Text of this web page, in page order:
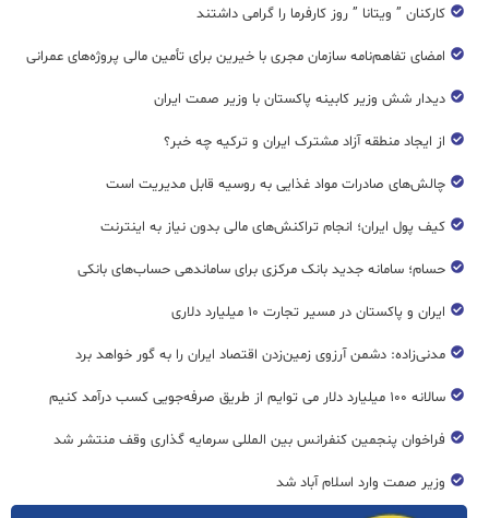
کارکنان ” ویتانا ” روز کارفرما را گرامی داشتند
امضای تفاهم‌نامه سازمان مجری با خیرین برای تأمین مالی پروژه‌های عمرانی
دیدار شش وزیر کابینه پاکستان با وزير صمت ایران
از ایجاد منطقه آزاد مشترک ایران و ترکیه چه خبر؟
چالش‌های صادرات مواد غذایی به روسیه قابل مدیریت است
کیف پول ایران؛ انجام تراکنش‌های مالی بدون نیاز به اینترنت
حسام؛ سامانه جدید بانک مرکزی برای ساماندهی حساب‌های بانکی
ایران و پاکستان در مسیر تجارت ۱۰ میلیارد دلاری
مدنی‌زاده: دشمن آرزوی زمین‌زدن اقتصاد ایران را به گور خواهد برد
سالانه ۱۰۰ میلیارد دلار می توایم از طریق صرفه‌جویی کسب درآمد کنیم
فراخوان پنجمین کنفرانس بین المللی سرمایه گذاری وقف منتشر شد
وزیر صمت وارد اسلام آباد شد